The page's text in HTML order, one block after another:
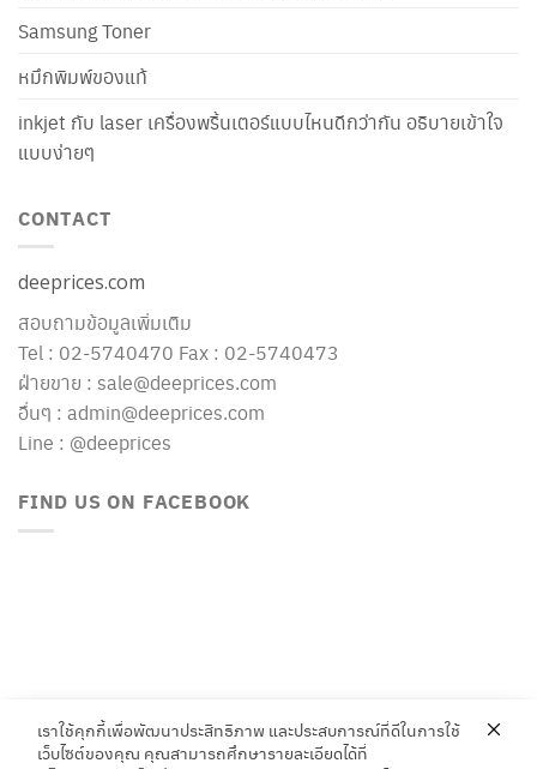
Samsung Toner
หมึกพิมพ์ของแท้
inkjet กับ laser เครื่องพริ้นเตอร์แบบไหนดีกว่ากัน อธิบายเข้าใจ
แบบง่ายๆ
CONTACT
deeprices.com
สอบถามข้อมูลเพิ่มเติม
Tel : 02-5740470 Fax : 02-5740473
ฝ่ายขาย : sale@deeprices.com
อื่นๆ : admin@deeprices.com
Line : @deeprices
FIND US ON FACEBOOK
เราใช้คุกกี้เพื่อพัฒนาประสิทธิภาพ และประสบการณ์ที่ดีในการใช้
เว็บไซต์ของคุณ คุณสามารถศึกษารายละเอียดได้ที่